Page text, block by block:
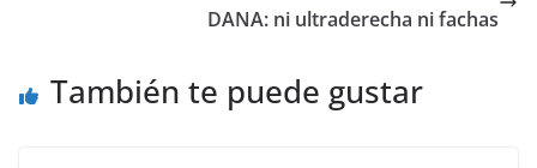
DANA: ni ultraderecha ni fachas
También te puede gustar